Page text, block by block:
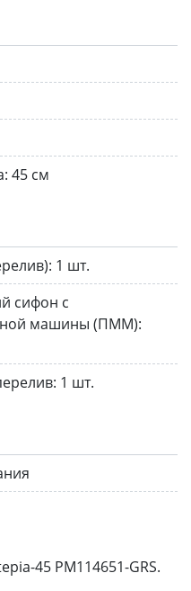
45 см
1 шт.
сифон с
машины (ПММ):
1 шт.
45 PM114651-GRS.